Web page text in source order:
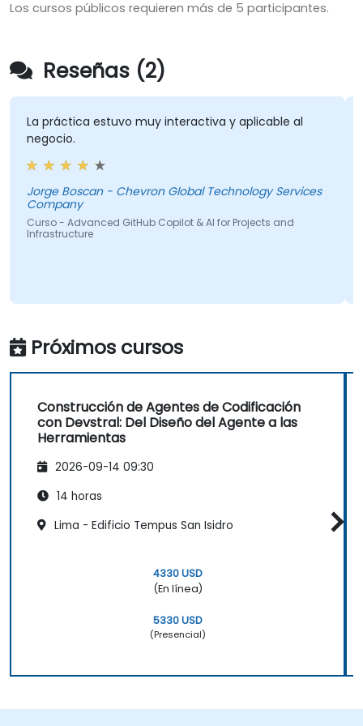
Los cursos públicos requieren más de 5 participantes.
Reseñas (2)
La práctica estuvo muy interactiva y aplicable al
negocio.
Jorge Boscan - Chevron Global Technology Services
Company
Curso - Advanced GitHub Copilot & AI for Projects and
Infrastructure
Próximos cursos
Construcción de Agentes de Codificación
con Devstral: Del Diseño del Agente a las
Herramientas
2026-09-14 09:30
14 horas
Lima - Edificio Tempus San Isidro
4330 USD
(En línea)
5330 USD
(Presencial)